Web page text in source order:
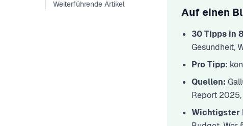
Weiterführende Artikel
Auf einen
30 Tipps in
Gesundheit,
Pro Tipp:
Quellen:
Report
Wichtigster